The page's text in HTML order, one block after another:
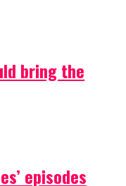
bring the
episodes